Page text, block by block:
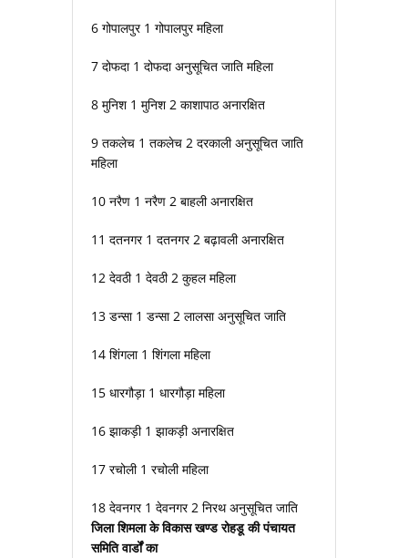
6 गोपालपुर 1 गोपालपुर महिला
7 दोफदा 1 दोफदा अनुसूचित जाति महिला
8 मुनिश 1 मुनिश 2 काशापाठ अनारक्षित
9 तकलेच 1 तकलेच 2 दरकाली अनुसूचित जाति
महिला
10 नरैण 1 नरैण 2 बाहली अनारक्षित
11 दतनगर 1 दतनगर 2 बढ़ावली अनारक्षित
12 देवठी 1 देवठी 2 कुहल महिला
13 डन्सा 1 डन्सा 2 लालसा अनुसूचित जाति
14 शिंगला 1 शिंगला महिला
15 धारगौड़ा 1 धारगौड़ा महिला
16 झाकड़ी 1 झाकड़ी अनारक्षित
17 रचोली 1 रचोली महिला
18 देवनगर 1 देवनगर 2 निरथ अनुसूचित जाति
जिला शिमला के विकास खण्ड रोहडू की पंचायत
समिति वार्डों का